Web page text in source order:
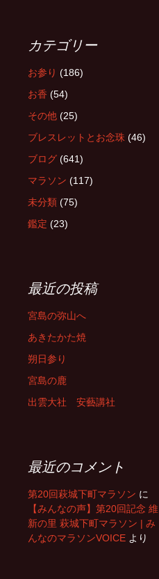
カテゴリー
お参り (186)
お香 (54)
その他 (25)
ブレスレットとお念珠 (46)
ブログ (641)
マラソン (117)
未分類 (75)
鑑定 (23)
最近の投稿
宮島の弥山へ
あきたかた焼
朔日参り
宮島の鹿
出雲大社 安藝講社
最近のコメント
第20回萩城下町マラソン に
【みんなの声】第20回記念 維
新の里 萩城下町マラソン | み
んなのマラソンVOICE より